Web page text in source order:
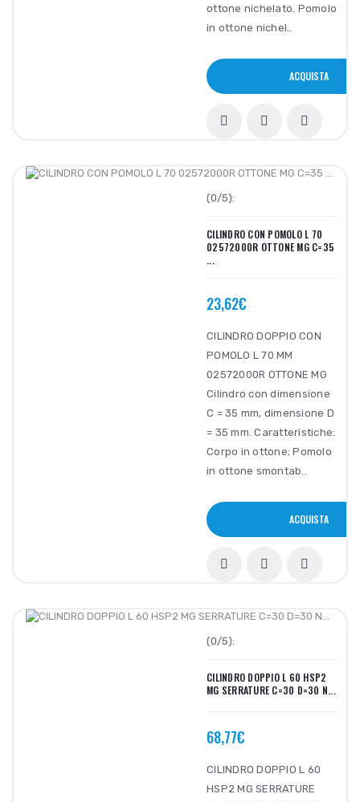
ottone nichelato. Pomolo
in ottone nichel..
ACQUISTA
(0/5):
CILINDRO CON POMOLO L 70
02572000R OTTONE MG C=35
...
23,62€
CILINDRO DOPPIO CON
POMOLO L 70 MM
02572000R OTTONE MG
Cilindro con dimensione
C = 35 mm, dimensione D
= 35 mm. Caratteristiche:
Corpo in ottone; Pomolo
in ottone smontab..
ACQUISTA
(0/5):
CILINDRO DOPPIO L 60 HSP2
MG SERRATURE C=30 D=30 N...
68,77€
CILINDRO DOPPIO L 60
HSP2 MG SERRATURE